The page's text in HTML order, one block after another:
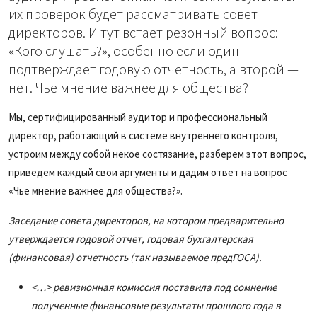
их проверок будет рассматривать совет
директоров. И тут встает резонный вопрос:
«Кого слушать?», особенно если один
подтверждает годовую отчетность, а второй —
нет. Чье мнение важнее для общества?
Мы, сертифицированный аудитор и профессиональный
директор, работающий в системе внутреннего контроля,
устроим между собой некое состязание, разберем этот вопрос,
приведем каждый свои аргументы и дадим ответ на вопрос
«Чье мнение важнее для общества?».
Заседание совета директоров, на котором предварительно
утверждается годовой отчет, годовая бухгалтерская
(финансовая) отчетность (так называемое предГОСА).
<…> ревизионная комиссия поставила под сомнение
полученные финансовые результаты прошлого года в